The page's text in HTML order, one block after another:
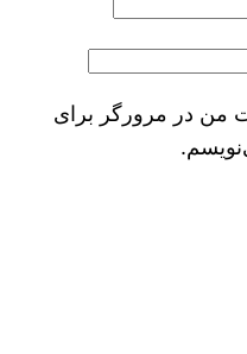
من در مرورگر برای